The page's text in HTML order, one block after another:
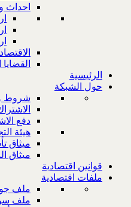
احداث
الرئيسية
حول الشبكة
شروط
دفع
هيئة
ميثاق
ميثاق
قوانين اقتصادية
ملفات اقتصادية
ملف
ملف